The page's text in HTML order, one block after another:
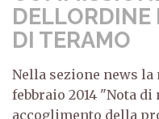
DELLORDINE
DI TERAMO
Nella sezione news la
febbraio 2014 "Nota
accoglimento della